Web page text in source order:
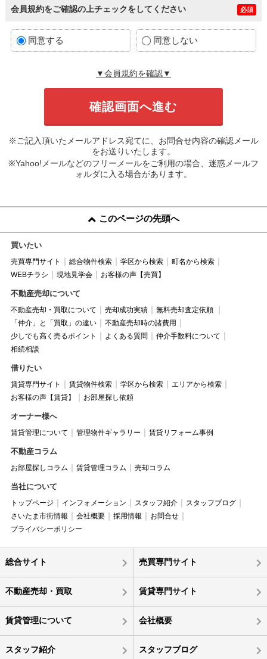
会員規約をご確認の上チェックをしてください 必須
同意する 同意しない
▼会員規約を確認▼
※ご記入頂いたメールアドレス宛てに、お問合せ内容の確認メール
をお送りいたします。
※Yahoo!メールなどのフリーメールをご利用の場合、迷惑メールフ
ォルダに入る場合があります。
このページの先頭へ
買いたい
売買専門サイト 総合物件検索 学区から検索
町名から検索
WEBチラシ
現地見学会 お客様の声【売買】
不動産売却について
不動産売却・買取について 売却成功実績
無料売却査定依頼
「仲介」と「買取」の違い
不動産売却時の諸費用
少しでも高く売るポイント
よくある質問
仲介手数料について
相続相談
借りたい
賃貸専門サイト 賃貸物件検索 学区から検索
エリアから検索
お客様の声【賃貸】
お部屋探し依頼
オーナー様へ
賃貸管理について 管理物件ギャラリー 賃貸リフォーム事例
不動産コラム
お部屋探しコラム 賃貸管理コラム 売却コラム
当社について
トップページ インフォメーション スタッフ紹介
スタッフブログ
さいたま市街情報
会社概要 採用情報
お問合せ
プライバシーポリシー
総合サイト 売買専門サイト
不動産売却・買取 賃貸専門サイト
賃貸管理について 会社概要
スタッフ紹介 スタッフブログ